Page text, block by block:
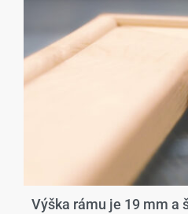
Výška rámu je 19 mm a